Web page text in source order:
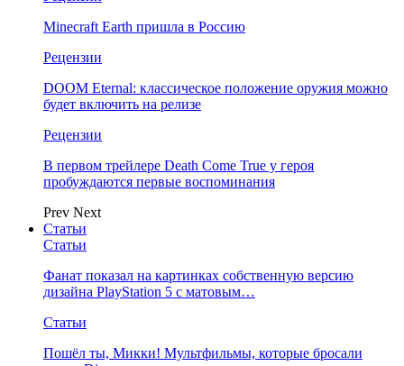
Minecraft Earth пришла в Россию
Рецензии
DOOM Eternal: классическое положение оружия можно
будет включить на релизе
Рецензии
В первом трейлере Death Come True у героя
пробуждаются первые воспоминания
Prev Next
Статьи
Статьи
Фанат показал на картинках собственную версию
дизайна PlayStation 5 с матовым…
Статьи
Пошёл ты, Микки! Мультфильмы, которые бросали